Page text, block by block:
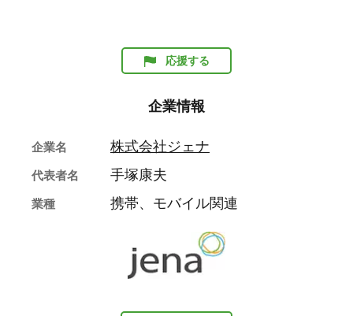
応援する
企業情報
企業名 株式会社ジェナ
代表者名 手塚康夫
業種 携帯、モバイル関連